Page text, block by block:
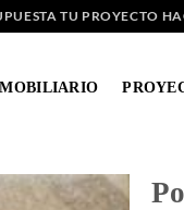
TU PROYECTO
MOBILIARIO